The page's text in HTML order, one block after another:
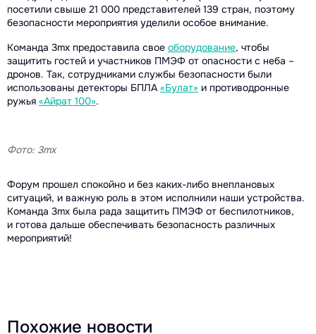
посетили свыше 21 000 представителей 139 стран, поэтому
безопасности мероприятия уделили особое внимание.
Команда 3mx предоставила свое оборудование, чтобы
защитить гостей и участников ПМЭФ от опасности с неба –
дронов. Так, сотрудниками службы безопасности были
использованы детекторы БПЛА «Булат» и противодронные
ружья «Айрат 100».
Фото: 3mx
Форум прошел спокойно и без каких-либо внеплановых
ситуаций, и важную роль в этом исполнили наши устройства.
Команда 3mx была рада защитить ПМЭФ от беспилотников,
и готова дальше обеспечивать безопасность различных
мероприятий!
Похожие новости